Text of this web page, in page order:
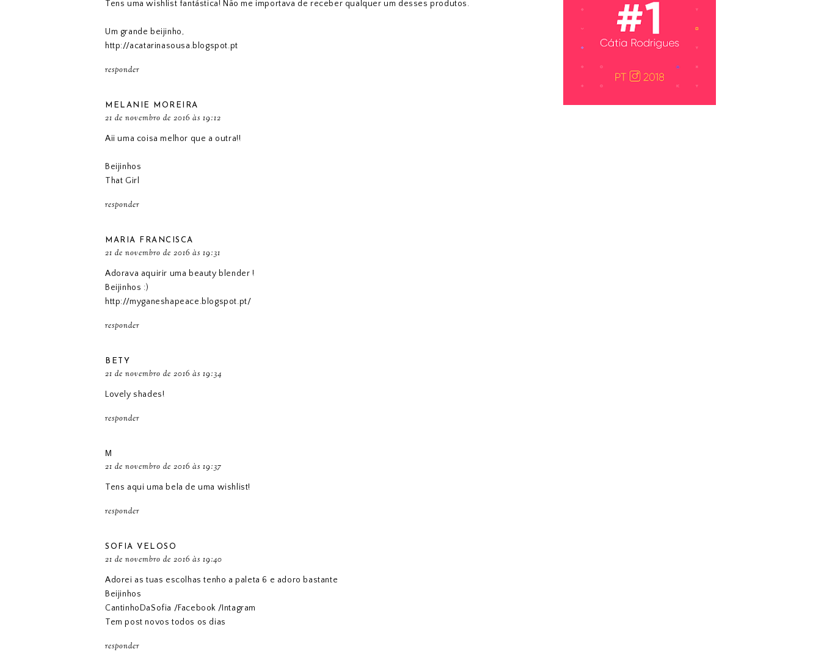
Tens uma wishlist fantástica! Não me importava de receber qualquer um desses produtos.
Um grande beijinho,
http://acatarinasousa.blogspot.pt
responder
MELANIE MOREIRA
21 de novembro de 2016 às 19:12
Aii uma coisa melhor que a outra!!
Beijinhos
That Girl
responder
MARIA FRANCISCA
21 de novembro de 2016 às 19:31
Adorava aquirir uma beauty blender !
Beijinhos :)
http://myganeshapeace.blogspot.pt/
responder
BETY
21 de novembro de 2016 às 19:34
Lovely shades!
responder
М
21 de novembro de 2016 às 19:37
Tens aqui uma bela de uma wishlist!
responder
SOFIA VELOSO
21 de novembro de 2016 às 19:40
Adorei as tuas escolhas tenho a paleta 6 e adoro bastante
Beijinhos
CantinhoDaSofia /Facebook / Intagram
Tem post novos todos os dias
responder